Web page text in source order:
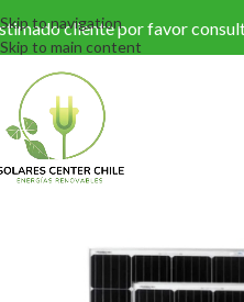
Skip to navigation
Skip to main content
cliente por favor